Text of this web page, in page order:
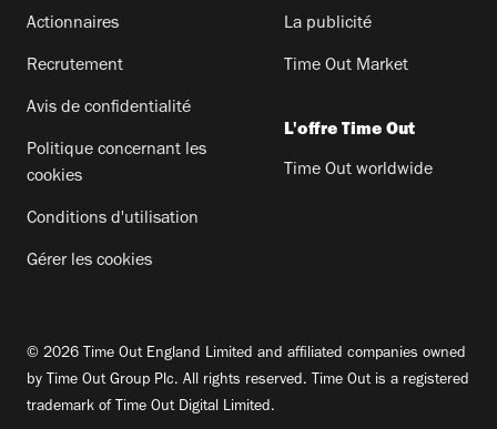
Actionnaires
Recrutement
Avis de confidentialité
Politique concernant les
cookies
Conditions d'utilisation
Gérer les cookies
La publicité
Time Out Market
L'offre Time Out
Time Out worldwide
© 2026 Time Out England Limited and affiliated companies owned
by Time Out Group Plc. All rights reserved. Time Out is a registered
trademark of Time Out Digital Limited.